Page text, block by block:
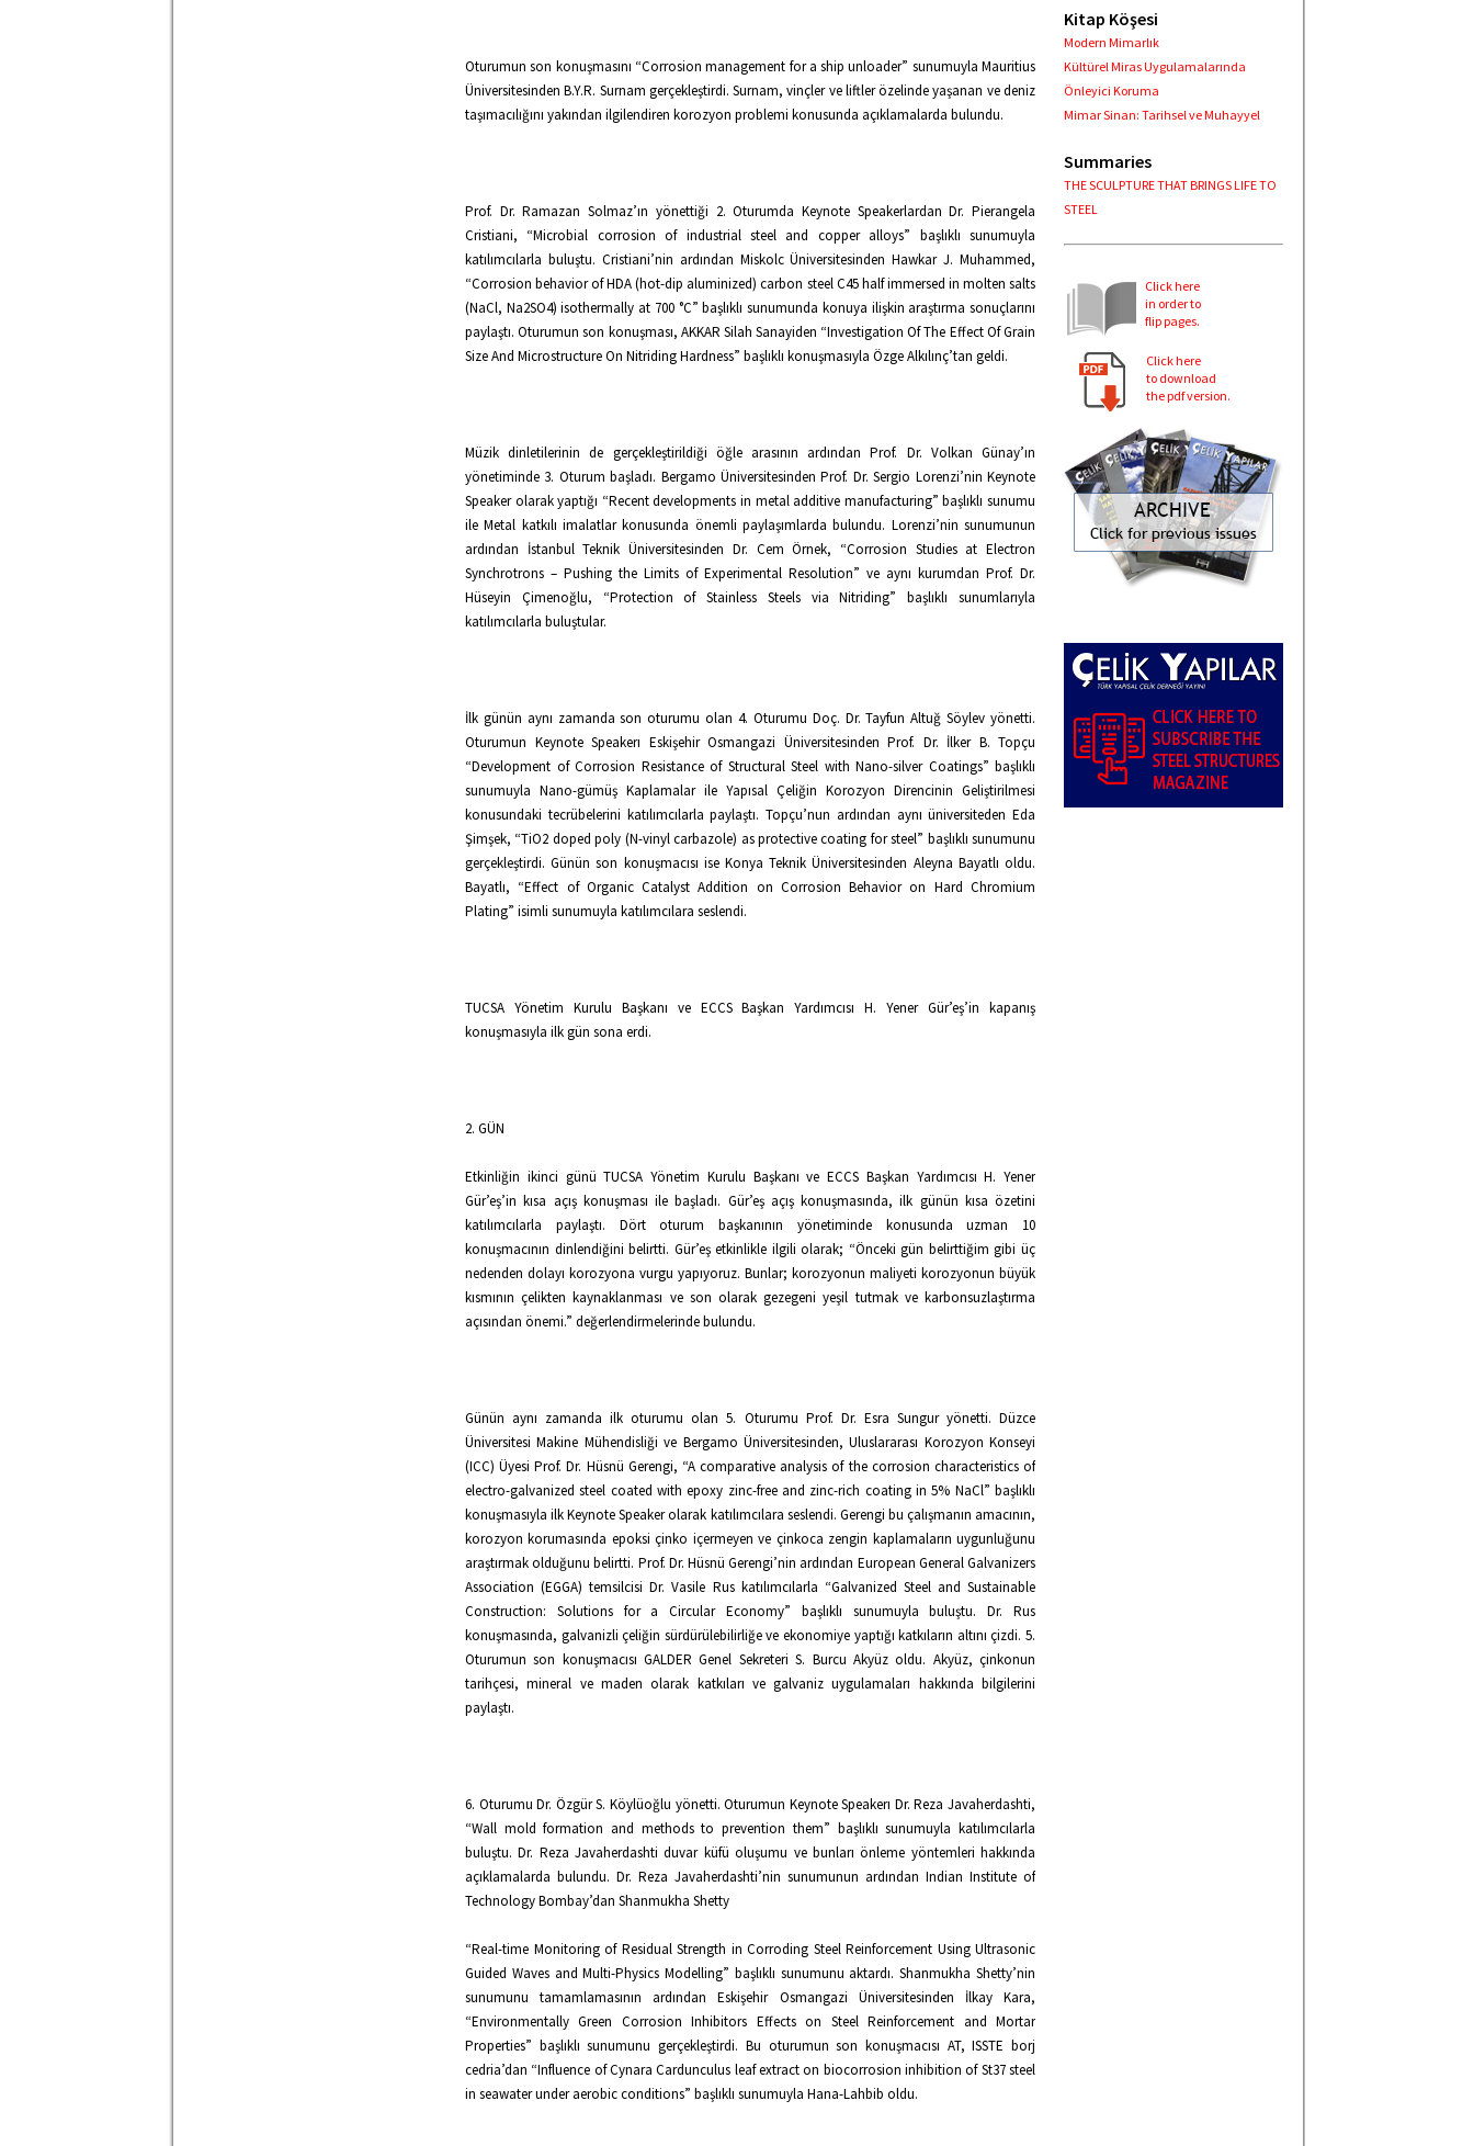
Oturumun son konuşmasını “Corrosion management for a ship unloader” sunumuyla Mauritius
Üniversitesinden B.Y.R. Surnam gerçekleştirdi. Surnam, vinçler ve liftler özelinde yaşanan ve deniz
taşımacılığını yakından ilgilendiren korozyon problemi konusunda açıklamalarda bulundu.
Prof. Dr. Ramazan Solmaz’ın yönettiği 2. Oturumda Keynote Speakerlardan Dr. Pierangela
Cristiani, “Microbial corrosion of industrial steel and copper alloys” başlıklı sunumuyla
katılımcılarla buluştu. Cristiani’nin ardından Miskolc Üniversitesinden Hawkar J. Muhammed,
“Corrosion behavior of HDA (hot-dip aluminized) carbon steel C45 half immersed in molten salts
(NaCl, Na2SO4) isothermally at 700 °C” başlıklı sunumunda konuya ilişkin araştırma sonuçlarını
paylaştı. Oturumun son konuşması, AKKAR Silah Sanayiden “Investigation Of The Effect Of Grain
Size And Microstructure On Nitriding Hardness” başlıklı konuşmasıyla Özge Alkılınç’tan geldi.
Müzik dinletilerinin de gerçekleştirildiği öğle arasının ardından Prof. Dr. Volkan Günay’ın
yönetiminde 3. Oturum başladı. Bergamo Üniversitesinden Prof. Dr. Sergio Lorenzi’nin Keynote
Speaker olarak yaptığı “Recent developments in metal additive manufacturing” başlıklı sunumu
ile Metal katkılı imalatlar konusunda önemli paylaşımlarda bulundu. Lorenzi’nin sunumunun
ardından İstanbul Teknik Üniversitesinden Dr. Cem Örnek, “Corrosion Studies at Electron
Synchrotrons – Pushing the Limits of Experimental Resolution” ve aynı kurumdan Prof. Dr.
Hüseyin Çimenoğlu, “Protection of Stainless Steels via Nitriding” başlıklı sunumlarıyla
katılımcılarla buluştular.
İlk günün aynı zamanda son oturumu olan 4. Oturumu Doç. Dr. Tayfun Altuğ Söylev yönetti.
Oturumun Keynote Speakerı Eskişehir Osmangazi Üniversitesinden Prof. Dr. İlker B. Topçu
“Development of Corrosion Resistance of Structural Steel with Nano-silver Coatings” başlıklı
sunumuyla Nano-gümüş Kaplamalar ile Yapısal Çeliğin Korozyon Direncinin Geliştirilmesi
konusundaki tecrübelerini katılımcılarla paylaştı. Topçu’nun ardından aynı üniversiteden Eda
Şimşek, “TiO2 doped poly (N-vinyl carbazole) as protective coating for steel” başlıklı sunumunu
gerçekleştirdi. Günün son konuşmacısı ise Konya Teknik Üniversitesinden Aleyna Bayatlı oldu.
Bayatlı, “Effect of Organic Catalyst Addition on Corrosion Behavior on Hard Chromium
Plating” isimli sunumuyla katılımcılara seslendi.
TUCSA Yönetim Kurulu Başkanı ve ECCS Başkan Yardımcısı H. Yener Gür’eş’in kapanış
konuşmasıyla ilk gün sona erdi.
2. GÜN
Etkinliğin ikinci günü TUCSA Yönetim Kurulu Başkanı ve ECCS Başkan Yardımcısı H. Yener
Gür’eş’in kısa açış konuşması ile başladı. Gür’eş açış konuşmasında, ilk günün kısa özetini
katılımcılarla paylaştı. Dört oturum başkanının yönetiminde konusunda uzman 10
konuşmacının dinlendiğini belirtti. Gür’eş etkinlikle ilgili olarak; “Önceki gün belirttiğim gibi üç
nedenden dolayı korozyona vurgu yapıyoruz. Bunlar; korozyonun maliyeti korozyonun büyük
kısmının çelikten kaynaklanması ve son olarak gezegeni yeşil tutmak ve karbonsuzlaştırma
açısından önemi.” değerlendirmelerinde bulundu.
Günün aynı zamanda ilk oturumu olan 5. Oturumu Prof. Dr. Esra Sungur yönetti. Düzce
Üniversitesi Makine Mühendisliği ve Bergamo Üniversitesinden, Uluslararası Korozyon Konseyi
(ICC) Üyesi Prof. Dr. Hüsnü Gerengi, “A comparative analysis of the corrosion characteristics of
electro-galvanized steel coated with epoxy zinc-free and zinc-rich coating in 5% NaCl” başlıklı
konuşmasıyla ilk Keynote Speaker olarak katılımcılara seslendi. Gerengi bu çalışmanın amacının,
korozyon korumasında epoksi çinko içermeyen ve çinkoca zengin kaplamaların uygunluğunu
araştırmak olduğunu belirtti. Prof. Dr. Hüsnü Gerengi’nin ardından European General Galvanizers
Association (EGGA) temsilcisi Dr. Vasile Rus katılımcılarla “Galvanized Steel and Sustainable
Construction: Solutions for a Circular Economy” başlıklı sunumuyla buluştu. Dr. Rus
konuşmasında, galvanizli çeliğin sürdürülebilirliğe ve ekonomiye yaptığı katkıların altını çizdi. 5.
Oturumun son konuşmacısı GALDER Genel Sekreteri S. Burcu Akyüz oldu. Akyüz, çinkonun
tarihçesi, mineral ve maden olarak katkıları ve galvaniz uygulamaları hakkında bilgilerini
paylaştı.
6. Oturumu Dr. Özgür S. Köylüoğlu yönetti. Oturumun Keynote Speakerı Dr. Reza Javaherdashti,
“Wall mold formation and methods to prevention them” başlıklı sunumuyla katılımcılarla
buluştu. Dr. Reza Javaherdashti duvar küfü oluşumu ve bunları önleme yöntemleri hakkında
açıklamalarda bulundu. Dr. Reza Javaherdashti’nin sunumunun ardından Indian Institute of
Technology Bombay’dan Shanmukha Shetty
“Real-time Monitoring of Residual Strength in Corroding Steel Reinforcement Using Ultrasonic
Guided Waves and Multi-Physics Modelling” başlıklı sunumunu aktardı. Shanmukha Shetty’nin
sunumunu tamamlamasının ardından Eskişehir Osmangazi Üniversitesinden İlkay Kara,
“Environmentally Green Corrosion Inhibitors Effects on Steel Reinforcement and Mortar
Properties” başlıklı sunumunu gerçekleştirdi. Bu oturumun son konuşmacısı AT, ISSTE borj
cedria’dan “Influence of Cynara Cardunculus leaf extract on biocorrosion inhibition of St37 steel
in seawater under aerobic conditions” başlıklı sunumuyla Hana-Lahbib oldu.
Kitap Köşesi
Modern Mimarlık
Kültürel Miras Uygulamalarında
Önleyici Koruma
Mimar Sinan: Tarihsel ve Muhayyel
Summaries
THE SCULPTURE THAT BRINGS LIFE TO
STEEL
Click here
in order to
flip pages.
Click here
to download
the pdf version.